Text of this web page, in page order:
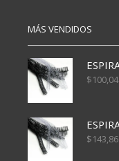
MÁS VENDIDOS
$100,04
$143,86